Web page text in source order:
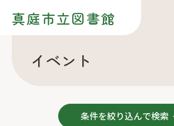
真庭市立図書館
イベント
条件を絞り込んで検索